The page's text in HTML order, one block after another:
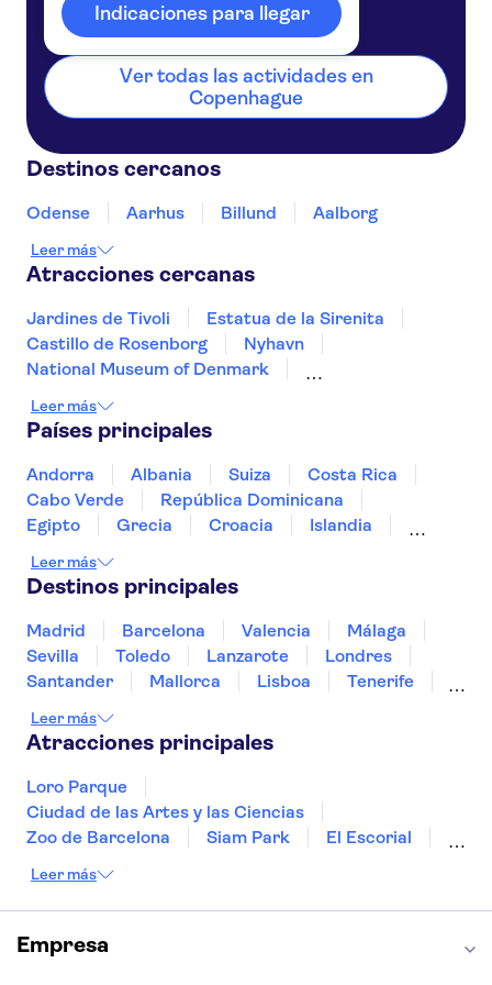
Indicaciones para llegar
Dinamarca
Ver todas las actividades en
Copenhague
Destinos cercanos
Odense Aarhus Billund Aalborg
Leer más
Atracciones cercanas
Jardines de Tivoli
Estatua de la Sirenita
Castillo de Rosenborg
Nyhavn
National Museum of Denmark
Castillo de Kronborg
Leer más
Países principales
Andorra Albania Suiza
Costa Rica
Cabo Verde
República Dominicana
Egipto
Grecia Croacia
Islandia
México
Noruega
Túnez
Turquía
Leer más
Destinos principales
Madrid Barcelona Valencia
Málaga
Sevilla
Toledo Lanzarote
Londres
Santander
Mallorca Lisboa
Tenerife
Bilbao
Menorca Granada
Vigo
Leer más
Atracciones principales
Loro Parque
Ciudad de las Artes y las Ciencias
Zoo de Barcelona
Siam Park
El Escorial
Cueva de Nerja
Capilla Sixtina
Montserrat
Museo del Louvre
Casa Batlló
Leer más
Empresa